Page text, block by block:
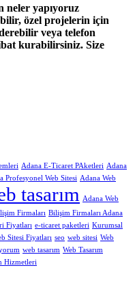
neler yapıyoruz
özel projelerin için
veya telefon
kurabilirsiniz. Size
Adana E-Ticaret PAketleri Adana
Profesyonel Web Sitesi Adana Web
tasarım
Adana Web
Firmaları Bilişim Firmaları Adana
Fiyatları e-ticaret paketleri Kurumsal
Sitesi Fiyatları seo web sitesi Web
web tasarım Web Tasarım
Hizmetleri